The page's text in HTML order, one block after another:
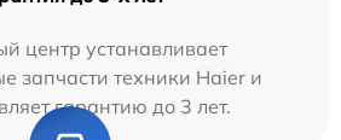
центр устанавливает
запчасти техники Haier и
гарантию до 3 лет.